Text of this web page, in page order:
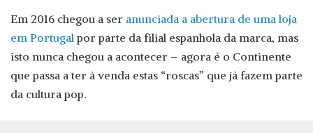
Em 2016 chegou a ser anunciada a abertura de uma loja
em Portugal por parte da filial espanhola da marca, mas
isto nunca chegou a acontecer – agora é o Continente
que passa a ter à venda estas “roscas” que já fazem parte
da cultura pop.